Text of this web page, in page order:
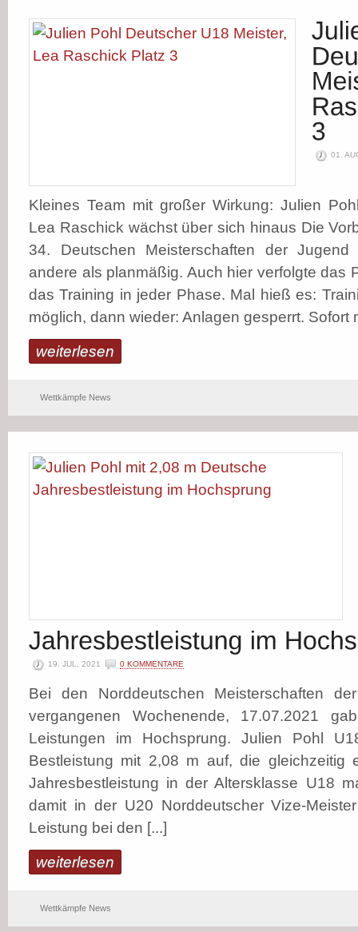
01.
Kleines Team mit großer Wirkung: Julien
Lea Raschick wächst über sich hinaus Die
34. Deutschen Meisterschaften der
andere als planmäßig. Auch hier verfolgte das
das Training in jeder Phase. Mal hieß es:
möglich, dann wieder: Anlagen gesperrt. Sofort
weiterlesen
Wettkämpfe News
19. JUL, 2021 0 KOMMENTARE
Bei den Norddeutschen Meisterschaften
vergangenen Wochenende, 17.07.2021
Leistungen im Hochsprung. Julien Pohl
Bestleistung mit 2,08 m auf, die gleichzeitig
Jahresbestleistung in der Altersklasse U18
damit in der U20 Norddeutscher Vize-
Leistung bei den [...]
weiterlesen
Wettkämpfe News